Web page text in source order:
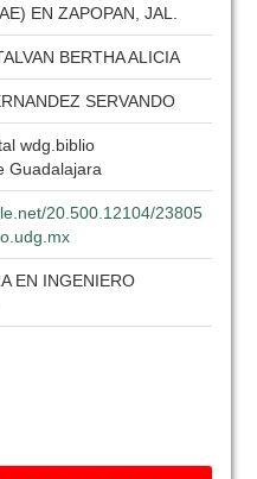
EN ZAPOPAN, JAL.
BERTHA ALICIA
SERVANDO
wdg.biblio
Guadalajara
20.500.12104/23805
EN INGENIERO